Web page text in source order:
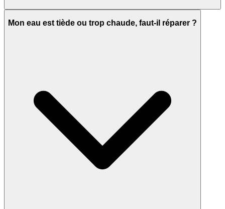
Mon eau est tiède ou trop chaude, faut-il réparer ?